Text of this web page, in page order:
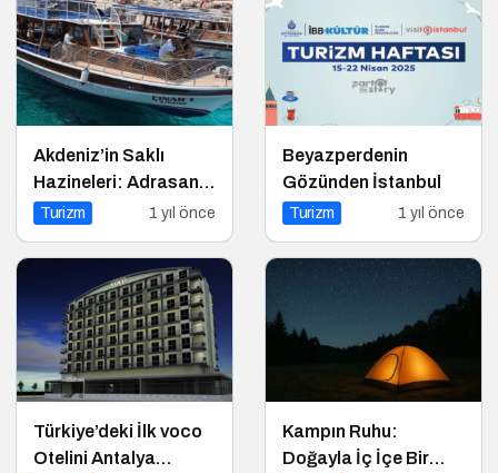
Akdeniz’in Saklı
Hazineleri: Adrasan
ve Çevresi
Turizm 1 yıl önce
Beyazperdenin
Gözünden İstanbul
Turizm 1 yıl önce
Türkiye’deki İlk voco
Otelini Antalya
Kampın Ruhu:
Doğayla İç İçe Bir